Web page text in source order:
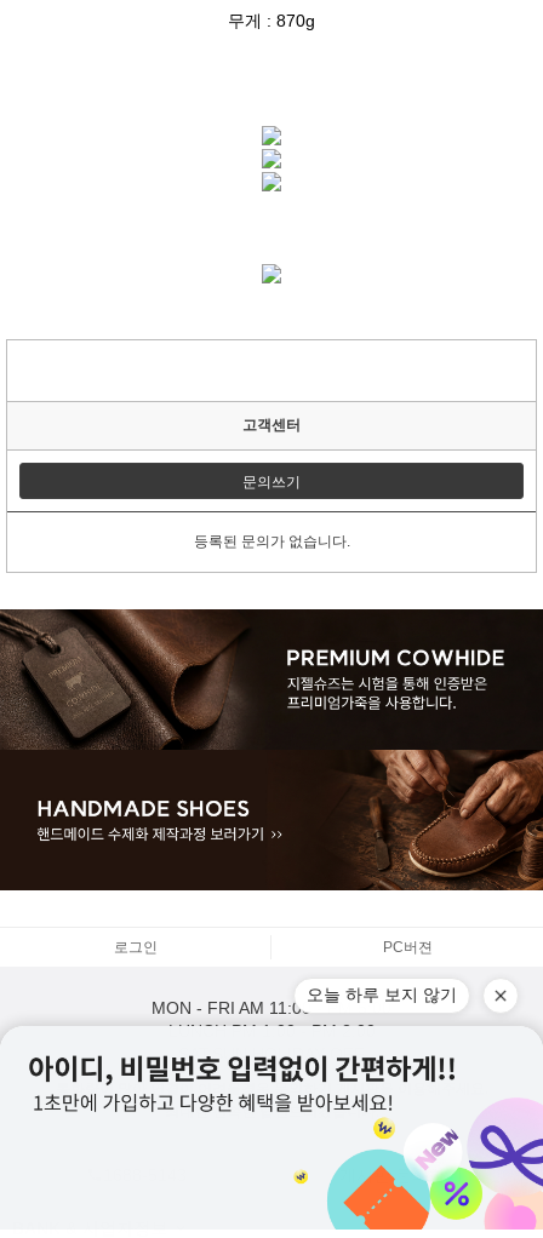
무게 : 870g
고객센터
문의쓰기
등록된 문의가 없습니다.
로그인 PC버젼
MON - FRI AM 11:00 - PM 5:00
LUNCHPM 1:00 - PM 2:00
SAT,SUN,HOLIDAY OFF
통화량이 많아 연결이 어려울경우 문의하기 게시판을 이용해주세요.
최대한 신속한 답변드리겠습니다.
게시판 문의하기
오늘 하루 보지 않기